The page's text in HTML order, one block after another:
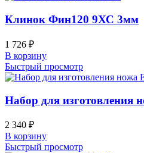
Клинок Фин120 9ХС 3мм
1 726 ₽
В корзину
Быстрый просмотр
Набор для изготовления
2 340 ₽
В корзину
Быстрый просмотр